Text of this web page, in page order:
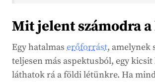
Mit jelent számodra a
Egy hatalmas erőforrást, amelynek
teljesen más aspektusból, egy
láthatok rá a földi létünkre. Ha